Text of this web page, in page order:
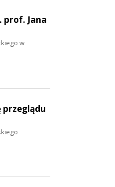
prof. Jana
w
przeglądu